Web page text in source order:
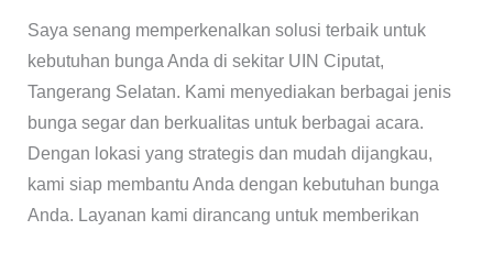
Saya senang memperkenalkan solusi terbaik untuk
kebutuhan bunga Anda di sekitar UIN Ciputat,
Tangerang Selatan. Kami menyediakan berbagai jenis
bunga segar dan berkualitas untuk berbagai acara.
Dengan lokasi yang strategis dan mudah dijangkau,
kami siap membantu Anda dengan kebutuhan bunga
Anda. Layanan kami dirancang untuk memberikan